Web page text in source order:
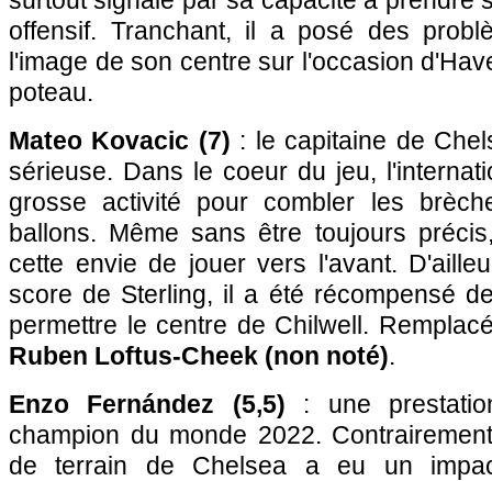
offensif. Tranchant, il a posé des
l'image de son centre sur l'occasion
poteau.
Mateo Kovacic (7) : le capitaine de
sérieuse. Dans le coeur du jeu,
grosse activité pour combler les
ballons. Même sans être toujours
cette envie de jouer vers l'avant.
score de Sterling, il a été récompensé
permettre le centre de Chilwell.
Ruben Loftus-Cheek (non noté).
Enzo Fernández (5,5) : une
champion du monde 2022.
de terrain de Chelsea a eu un